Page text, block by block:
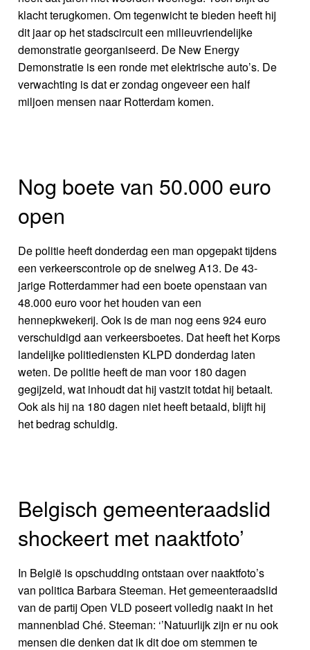
klacht terugkomen. Om tegenwicht te bieden heeft hij
dit jaar op het stadscircuit een milieuvriendelijke
demonstratie georganiseerd. De New Energy
Demonstratie is een ronde met elektrische auto’s. De
verwachting is dat er zondag ongeveer een half
miljoen mensen naar Rotterdam komen.
Nog boete van 50.000 euro
open
De politie heeft donderdag een man opgepakt tijdens
een verkeerscontrole op de snelweg A13. De 43-
jarige Rotterdammer had een boete openstaan van
48.000 euro voor het houden van een
hennepkwekerij. Ook is de man nog eens 924 euro
verschuldigd aan verkeersboetes. Dat heeft het Korps
landelijke politiediensten KLPD donderdag laten
weten. De politie heeft de man voor 180 dagen
gegijzeld, wat inhoudt dat hij vastzit totdat hij betaalt.
Ook als hij na 180 dagen niet heeft betaald, blijft hij
het bedrag schuldig.
Belgisch gemeenteraadslid
shockeert met naaktfoto’
In België is opschudding ontstaan over naaktfoto’s
van politica Barbara Steeman. Het gemeenteraadslid
van de partij Open VLD poseert volledig naakt in het
mannenblad Ché. Steeman: ‘’Natuurlijk zijn er nu ook
mensen die denken dat ik dit doe om stemmen te